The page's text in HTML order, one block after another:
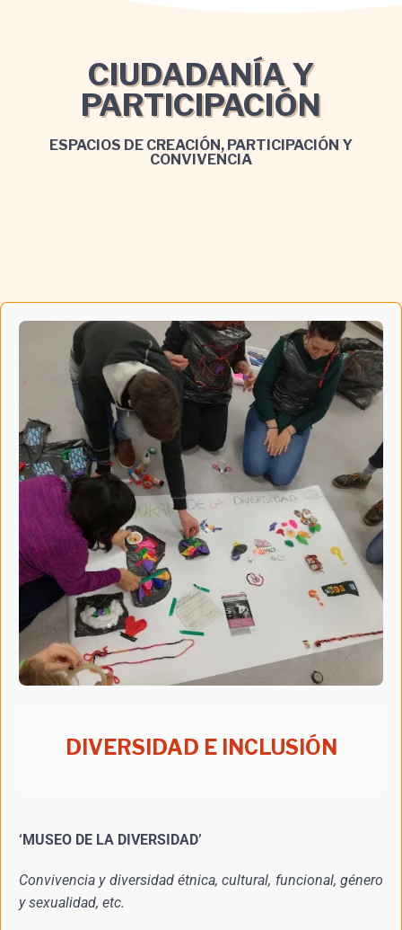
CIUDADANÍA Y
PARTICIPACIÓN
ESPACIOS DE CREACIÓN, PARTICIPACIÓN Y
CONVIVENCIA
DIVERSIDAD E INCLUSIÓN
‘MUSEO DE LA DIVERSIDAD’
Convivencia y diversidad étnica, cultural, funcional, género
y sexualidad, etc.